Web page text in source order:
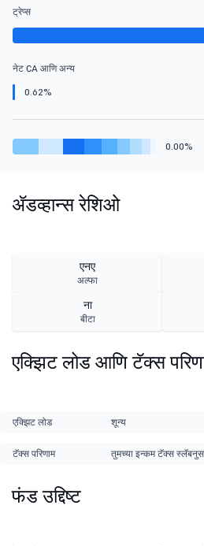
ट्रेप्स
नेट CA आणि अन्य
0.62%
0.00%
ॲडव्हान्स रेशिओ
एनए
अल्फा
ना
बीटा
एक्झिट लोड आणि टॅक्स
एक्झिट लोड शून्य
टॅक्स परिणाम तुमच्या इन्कम टॅक्स
फंड उद्दिष्ट